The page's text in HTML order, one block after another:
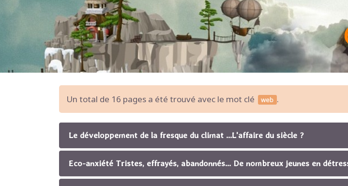
Un total de 16 pages a été trouvé avec le mot clé web .
Le développement de la fresque du climat ...L'affaire du siècle ?
Eco-anxiété Tristes, effrayés, abandonnés... De nombreux jeunes en